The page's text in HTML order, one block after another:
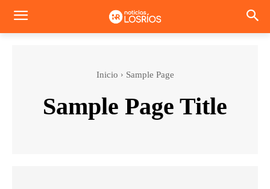
Inicio Sample Page
Sample Page Title